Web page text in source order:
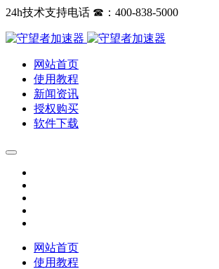
24h技术支持电话 ☎：400-838-5000
网站首页
使用教程
新闻资讯
授权购买
软件下载
网站首页
使用教程